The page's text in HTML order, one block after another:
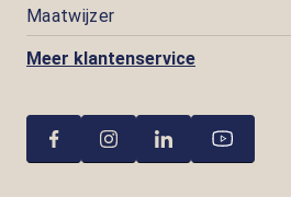
Maatwijzer
Meer klantenservice